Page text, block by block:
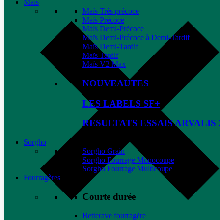
Maïs
Maïs Très précoce
Maïs Précoce
Maïs Demi-Précoce
Maïs Demi-Précoce à Demi-Tardif
Maïs Demi-Tardif
Maïs Tardif
Maïs V2 Max
NOUVEAUTES
LES LABELS SF+
RESULTATS ESSAIS ARVALIS
Sorgho
Sorgho Grain
Sorgho Fourrage Monocoupe
Sorgho Fourrage Multicoupe
Fourragères
Courte durée
Betterave fourragère